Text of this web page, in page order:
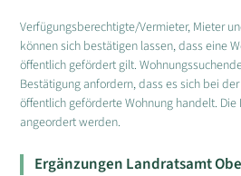
Verfügungsberechtigte/Vermieter, Mieter
können sich bestätigen lassen, dass eine
öffentlich gefördert gilt.
Bestätigung anfordern, dass es sich bei
öffentlich geförderte Wohnung handelt.
angeordert werden.
Ergänzungen Landratsamt